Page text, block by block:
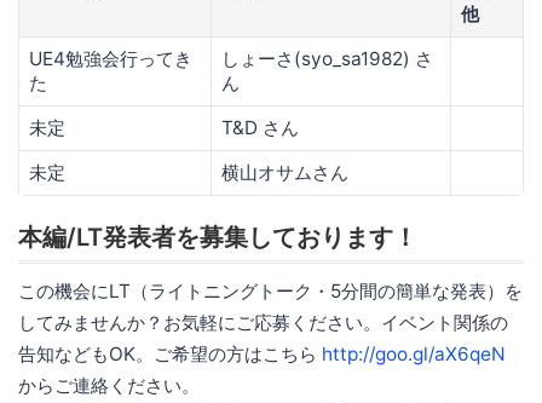
他
UE4勉強会行ってき
た
しょーさ(syo_sa1982) さ
ん
未定
T&D さん
未定
横山オサムさん
本編/LT発表者を募集しております！
この機会にLT（ライトニングトーク・5分間の簡単な発表）を
してみませんか？お気軽にご応募ください。イベント関係の
告知などもOK。ご希望の方はこちら http://goo.gl/aX6qeN
からご連絡ください。